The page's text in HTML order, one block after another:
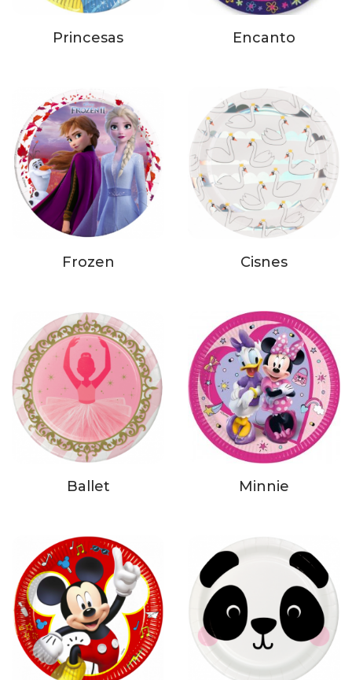
Princesas Encanto
Frozen Cisnes
Ballet Minnie